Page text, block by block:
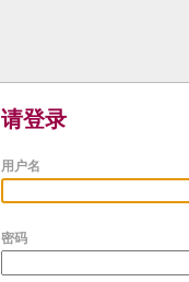
请登录
用户名
密码